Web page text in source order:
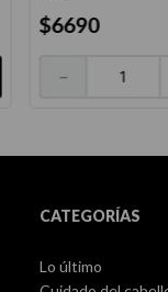
$6690
－
CATEGORÍAS
Lo último